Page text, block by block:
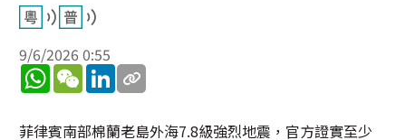
9/6/2026 0:55
WhatsApp
WeChatLinkedIn
菲律賓南部棉蘭老島外海7.8級強烈地震，官方證實至少